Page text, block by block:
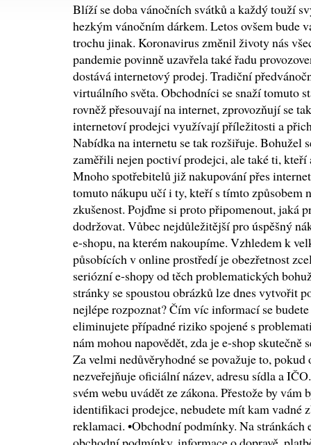
Blíží se doba vánočních svátků a každý touží
hezkým vánočním dárkem. Letos ovšem bude
trochu jinak. Koronavirus změnil životy nás
pandemie povinně uzavřela také řadu
dostává internetový prodej. Tradiční
virtuálního světa. Obchodníci se snaží tomuto
rovněž přesouvají na internet, zprovozňují se
internetoví prodejci využívají příležitosti a
Nabídka na internetu se tak rozšiřuje. Bohužel
zaměřili nejen poctiví prodejci, ale také ti,
Mnoho spotřebitelů již nakupování přes
tomuto nákupu učí i ty, kteří s tímto způsobem
zkušenost. Pojďme si proto připomenout, jaká
dodržovat. Vůbec nejdůležitější pro úspěšný
e-shopu, na kterém nakoupíme. Vzhledem k
působících v online prostředí je obezřetnost
seriózní e-shopy od těch problematických
stránky se spoustou obrázků lze dnes vytvořit
nejlépe rozpoznat? Čím víc informací se
eliminujete případné riziko spojené s
nám mohou napovědět, zda je e-shop skutečně
Za velmi nedůvěryhodné se považuje to,
nezveřejňuje oficiální název, adresu sídla a
svém webu uvádět ze zákona. Přestože by
identifikaci prodejce, nebudete mít kam vadné
reklamaci. •Obchodní podmínky. Na stránkách